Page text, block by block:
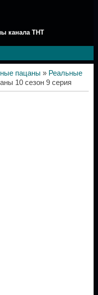
канала ТНТ
пацаны » Реальные
10 сезон 9 серия